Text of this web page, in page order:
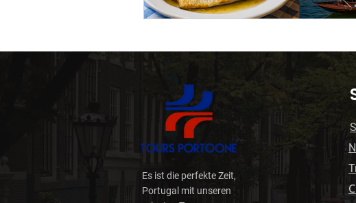
Wild Weinschatz
Es ist die perfekte Zeit,
Portugal mit unseren